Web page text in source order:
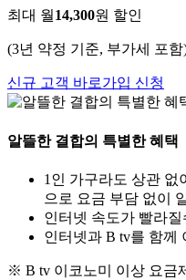
최대 월14,300원 할인
(3년 약정 기준, 부가세 포함
신규 고객 바로가입 신청
알뜰한 결합의 특별한 혜택
1인 가구라도 상관 없
으로 요금 부담 없이
인터넷 속도가 빨라
인터넷과 B tv를 함께
※ B tv 이코노미 이상 요금